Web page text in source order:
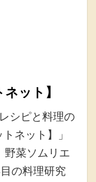
ット】
シピと料理の
ネット】」
菜ソムリエ
の料理研究